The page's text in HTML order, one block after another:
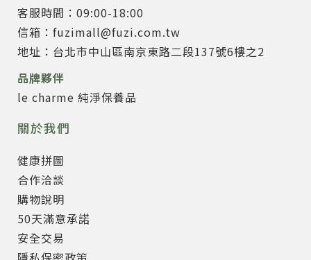
客服時間：09:00-18:00
信箱：fuzimall@fuzi.com.tw
地址：台北市中山區南京東路二段137號6樓之2
品牌夥伴
le charme 純淨保養品
關於我們
健康拼圖
合作洽談
購物說明
50天滿意承諾
安全交易